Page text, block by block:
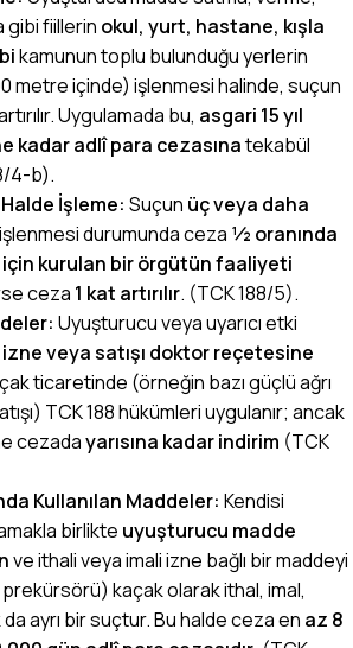
gibi fiillerin okul, yurt, hastane, kışla
kamunun toplu bulunduğu yerlerin
metre içinde) işlenmesi halinde, suçun
Uygulamada bu, asgari 15 yıl
kadar adlî para cezasınatekabül
4-b).
İşleme: Suçun üç veya daha
işlenmesi durumunda ceza ½ oranında
kurulan bir örgütün faaliyeti
ceza 1 kat artırılır. (TCK 188/5).
Uyuşturucu veya uyarıcı etki
veya satışı doktor reçetesine
ticaretinde (örneğin bazı güçlü ağrı
TCK 188 hükümleri uygulanır; ancak
cezadayarısına kadar indirim (TCK
Kullanılan Maddeler: Kendisi
birlikte uyuşturucu madde
ve ithali veya imali izne bağlı bir maddeyi
kaçak olarak ithal, imal,
ayrı bir suçtur. Bu halde ceza en az 8